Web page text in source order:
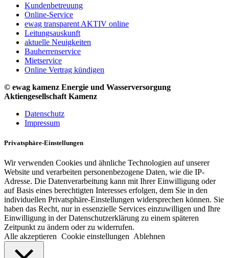
Kundenbetreuung
Online-Service
ewag transparent AKTIV online
Leitungsauskunft
aktuelle Neuigkeiten
Bauherrenservice
Mietservice
Online Vertrag kündigen
© ewag kamenz Energie und Wasserversorgung
Aktiengesellschaft Kamenz
Datenschutz
Impressum
Privatsphäre-Einstellungen
Wir verwenden Cookies und ähnliche Technologien auf unserer
Website und verarbeiten personenbezogene Daten, wie die IP-
Adresse. Die Datenverarbeitung kann mit Ihrer Einwilligung oder
auf Basis eines berechtigten Interesses erfolgen, dem Sie in den
individuellen Privatsphäre-Einstellungen widersprechen können. Sie
haben das Recht, nur in essenzielle Services einzuwilligen und Ihre
Einwilligung in der Datenschutzerklärung zu einem späteren
Zeitpunkt zu ändern oder zu widerrufen.
Alle akzeptieren Cookie einstellungen Ablehnen